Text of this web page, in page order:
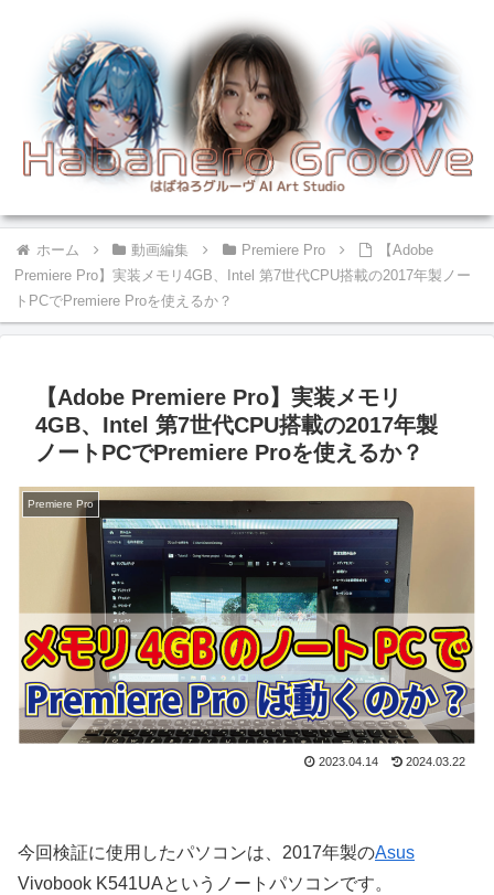
ホーム 動画編集 Premiere Pro
【Adobe
Premiere Pro】実装メモリ4GB、Intel 第7世代CPU搭載の2017年製ノー
トPCでPremiere Proを使えるか？
【Adobe Premiere Pro】実装メモリ
4GB、Intel 第7世代CPU搭載の2017年製
ノートPCでPremiere Proを使えるか？
Premiere Pro
2023.04.14 2024.03.22
今回検証に使用したパソコンは、2017年製のAsus
Vivobook K541UAというノートパソコンです。